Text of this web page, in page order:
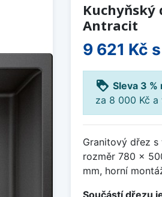
Kuchyňský
Antracit
9 621 Kč
loyalty Sleva 3
za 8 000 Kč
Granitový dřez
rozměr 780 x
mm, horní